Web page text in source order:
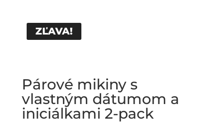
ZĽAVA!
Párové mikiny s
vlastným dátumom a
iniciálkami 2-pack